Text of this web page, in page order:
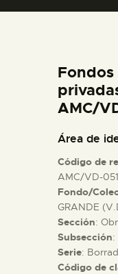
█
EL
AMC/
Área de
Código de
AMC/VD-051
Fondo/
GRANDE
Sección:
Subsección:
Serie:
Código de